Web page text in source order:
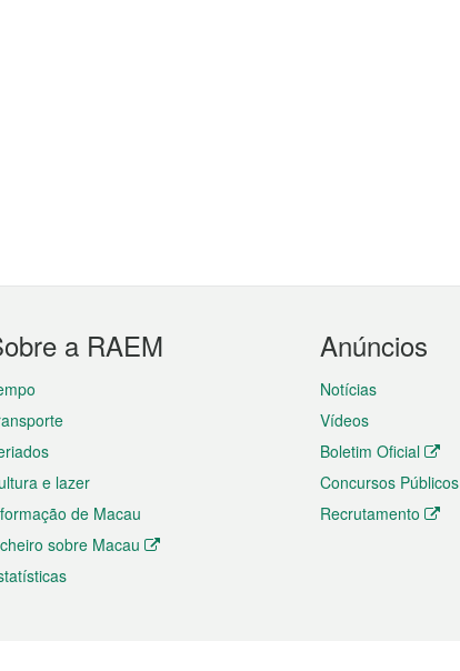
a RAEM
e lazer
de Macau
sobre Macau
Anúncios
Notícias
Vídeos
Boletim Oficial
Concursos Públicos
Recrutamento